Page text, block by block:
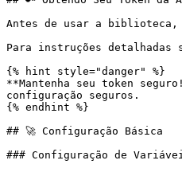
Antes de usar a biblioteca,
Para instruções
{% hint style="danger" %}
**Mantenha seu token
configuração seguros.
{% endhint %}
## 🚀 Configuração Básica
### Configuração de